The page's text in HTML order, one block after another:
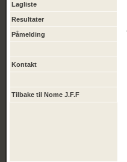
Lagliste
Resultater
Påmelding
Kontakt
Tilbake til Nome J.F.F